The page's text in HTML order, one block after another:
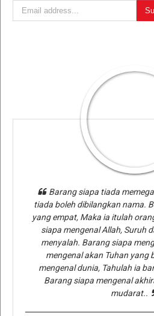
Barang siapa tiada
tiada boleh dibilangkan nama.
yang empat, Maka ia itulah
siapa mengenal Allah, Suruh
menyalah. Barang siapa
mengenal akan Tuhan yang
mengenal dunia, Tahulah ia
Barang siapa mengenal
mudarat..